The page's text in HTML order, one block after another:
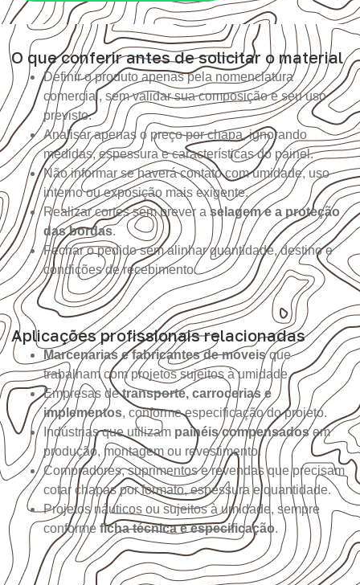
O que conferir antes de solicitar o material
Definir o produto apenas pela nomenclatura
comercial, sem validar sua composição e seu uso
previsto.
Analisar apenas o preço por chapa, ignorando
medidas, espessura e características do painel.
Não informar se haverá contato com umidade, uso
interno ou exposição mais exigente.
Realizar cortes sem prever a selagem e a proteção
das bordas.
Fechar o pedido sem alinhar quantidade, destino e
condições de recebimento.
Aplicações profissionais relacionadas
Marcenarias e fabricantes de móveisque
trabalham com projetos sujeitos à umidade.
Empresas detransporte, carrocerias e
implementos, conforme especificação do projeto.
Indústrias que utilizam painéis compensadosem
produção, montagem ou revestimento.
Compradores, suprimentos e revendas que precisam
cotar chapas por formato, espessura e quantidade.
Projetos náuticos ou sujeitos à umidade, sempre
conforme ficha técnica e especificação.